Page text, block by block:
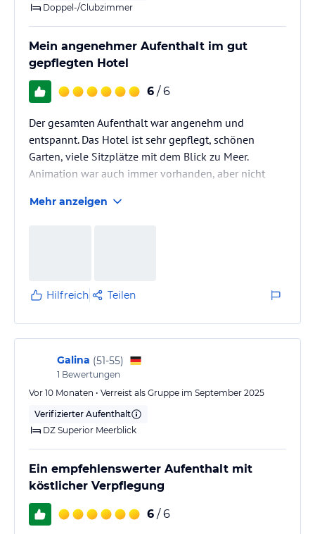
Doppel-/Clubzimmer
Mein angenehmer Aufenthalt im gut
gepflegten Hotel
6 / 6
Der gesamten Aufenthalt war angenehm und
entspannt. Das Hotel ist sehr gepflegt, schönen
Garten, viele Sitzplätze mit dem Blick zu Meer.
Animation war auch immer vorhanden, aber nicht
Mehr anzeigen
Hilfreich Teilen
Galina (51-55)
1 Bewertungen
Vor 10 Monaten • Verreist als Gruppe im September 2025
Verifizierter Aufenthalt
DZ Superior Meerblick
Ein empfehlenswerter Aufenthalt mit
köstlicher Verpflegung
6 / 6